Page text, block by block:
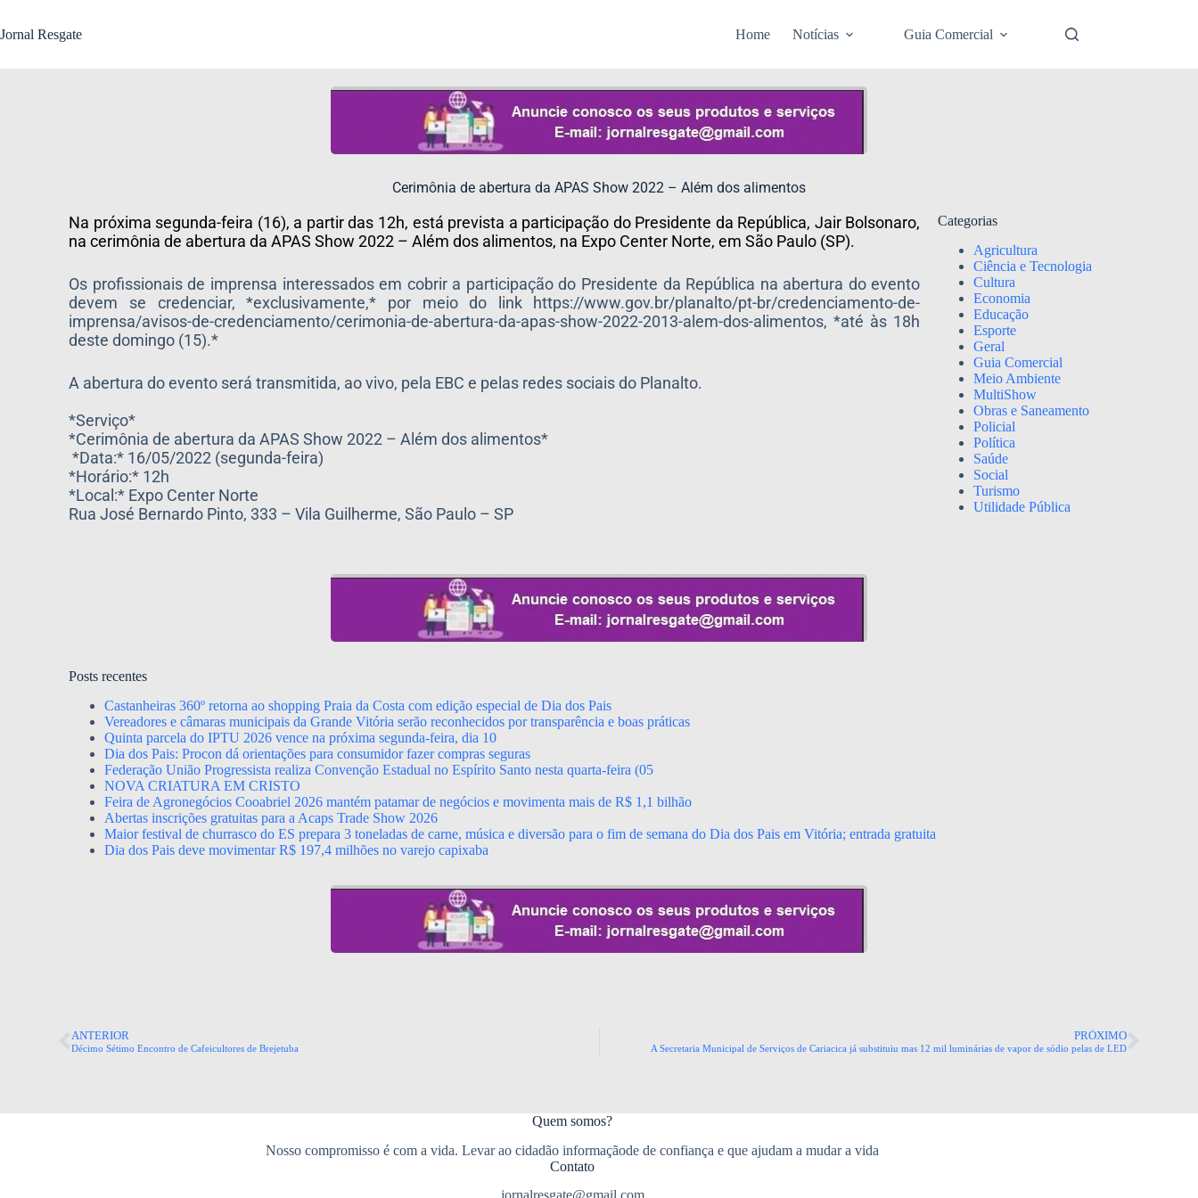
Jornal Resgate Home Notícias Guia Comercial
Cerimônia de abertura da APAS Show 2022 – Além dos alimentos
Na próxima segunda-feira (16), a partir das 12h, está prevista a participação do Presidente da República, Jair Bolsonaro,
na cerimônia de abertura da APAS Show 2022 – Além dos alimentos, na Expo Center Norte, em São Paulo (SP).
Os profissionais de imprensa interessados em cobrir a participação do Presidente da República na abertura do evento
devem se credenciar, *exclusivamente,* por meio do link https://www.gov.br/planalto/pt-br/credenciamento-de-
imprensa/avisos-de-credenciamento/cerimonia-de-abertura-da-apas-show-2022-2013-alem-dos-alimentos, *até às 18h
deste domingo (15).*
A abertura do evento será transmitida, ao vivo, pela EBC e pelas redes sociais do Planalto.
*Serviço*
*Cerimônia de abertura da APAS Show 2022 – Além dos alimentos*
*Data:* 16/05/2022 (segunda-feira)
*Horário:* 12h
*Local:* Expo Center Norte
Rua José Bernardo Pinto, 333 – Vila Guilherme, São Paulo – SP
Categorias
Agricultura
Ciência e Tecnologia
Cultura
Economia
Educação
Esporte
Geral
Guia Comercial
Meio Ambiente
MultiShow
Obras e Saneamento
Policial
Política
Saúde
Social
Turismo
Utilidade Pública
Posts recentes
Castanheiras 360º retorna ao shopping Praia da Costa com edição especial de Dia dos Pais
Vereadores e câmaras municipais da Grande Vitória serão reconhecidos por transparência e boas práticas
Quinta parcela do IPTU 2026 vence na próxima segunda-feira, dia 10
Dia dos Pais: Procon dá orientações para consumidor fazer compras seguras
Federação União Progressista realiza Convenção Estadual no Espírito Santo nesta quarta-feira (05
NOVA CRIATURA EM CRISTO
Feira de Agronegócios Cooabriel 2026 mantém patamar de negócios e movimenta mais de R$ 1,1 bilhão
Abertas inscrições gratuitas para a Acaps Trade Show 2026
Maior festival de churrasco do ES prepara 3 toneladas de carne, música e diversão para o fim de semana do Dia dos Pais em Vitória; entrada gratuita
Dia dos Pais deve movimentar R$ 197,4 milhões no varejo capixaba
ANTERIOR
Décimo Sétimo Encontro de Cafeicultores de Brejetuba
PRÓXIMO
A Secretaria Municipal de Serviços de Cariacica já substituiu mas 12 mil luminárias de vapor de sódio pelas de LED
Quem somos?
Nosso compromisso é com a vida. Levar ao cidadão informaçãode de confiança e que ajudam a mudar a vida
Contato